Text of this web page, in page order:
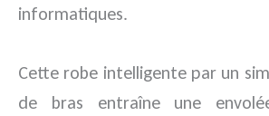
informatiques.
Cette robe intelligente par un
de bras entraîne une